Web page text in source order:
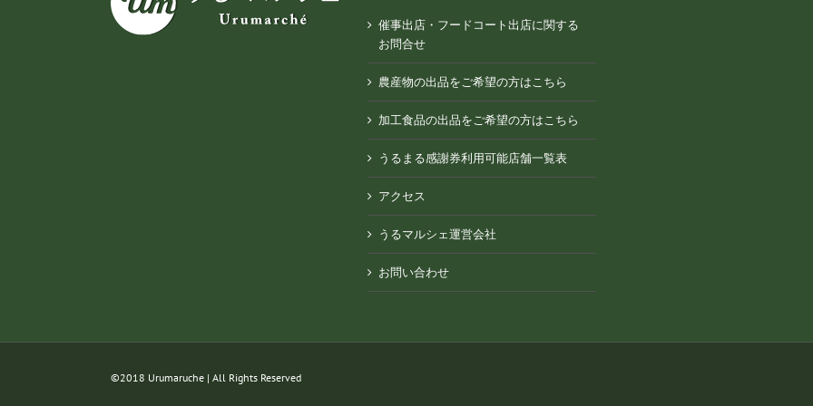
催事出店・フードコート出店に関する
お問合せ
農産物の出品をご希望の方はこちら
加工食品の出品をご希望の方はこちら
うるまる感謝券利用可能店舗一覧表
アクセス
うるマルシェ運営会社
お問い合わせ
©︎2018 Urumaruche | All Rights Reserved